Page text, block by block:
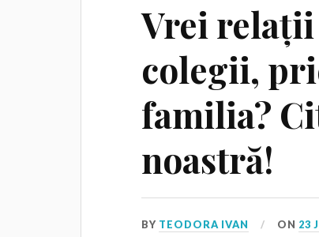
Vrei relații
colegii,
familia?
noastră!
BY TEODORA IVAN ON 23